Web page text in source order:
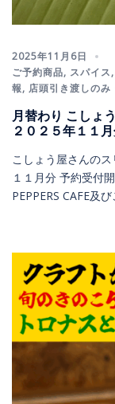
2025年11月6日
ご予約商品, スパイス,
報, 店頭引き渡しのみ
月替わり こしょ
２０２５年１１
こしょう屋さんの
１１月分 予約受付
PEPPERS CAFE及